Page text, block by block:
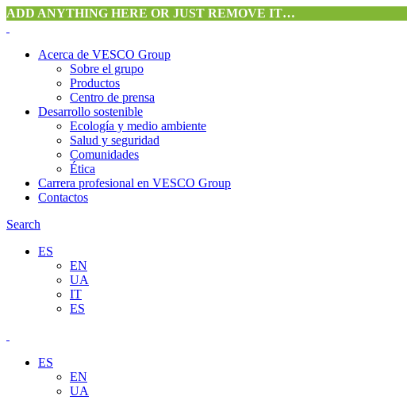
ADD ANYTHING HERE OR JUST REMOVE IT…
Acerca de VESCO Group
Sobre el grupo
Productos
Centro de prensa
Desarrollo sostenible
Ecología y medio ambiente
Salud y seguridad
Comunidades
Ética
Carrera profesional en VESCO Group
Contactos
Search
ES
EN
UA
IT
ES
ES
EN
UA